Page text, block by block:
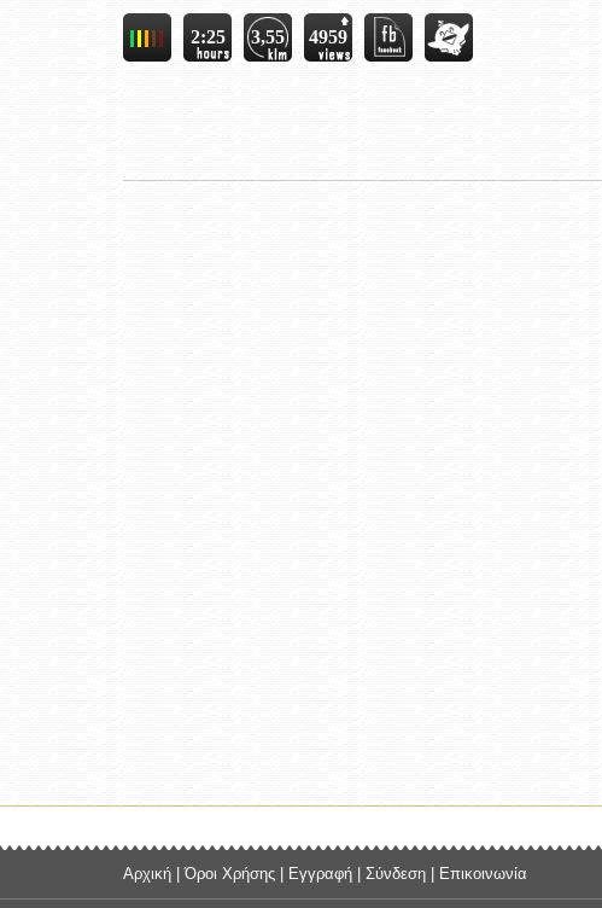
2:25 3,55 4959
Αρχική |Όροι Χρήσης Εγγραφή Σύνδεση Επικοινωνία